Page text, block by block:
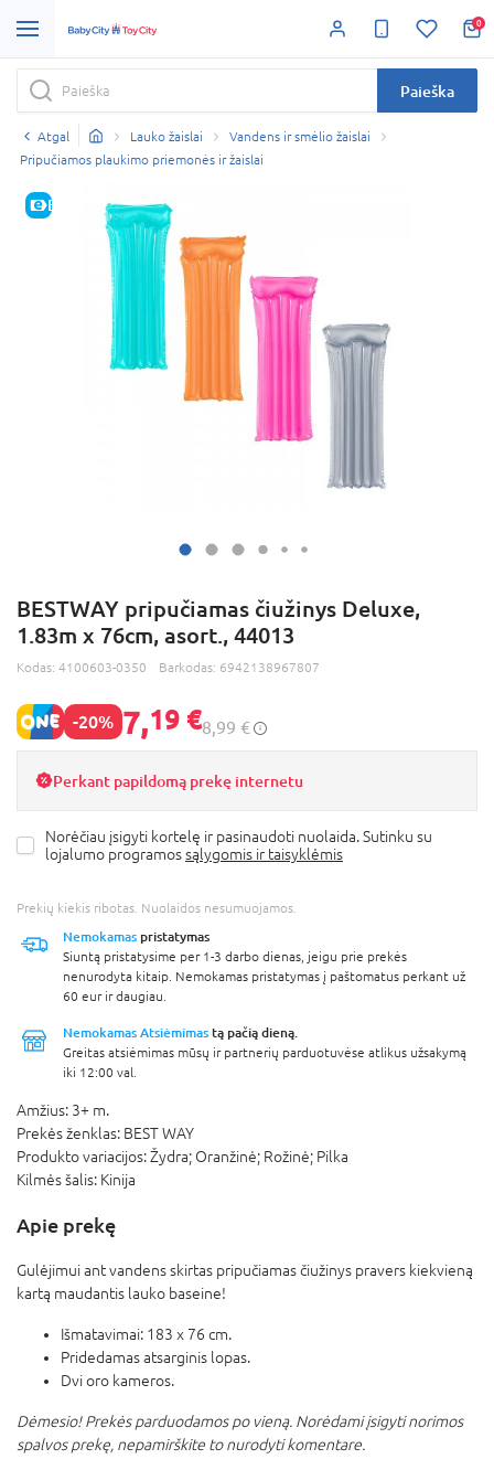
0
Paieška
Atgal Lauko žaislai
Vandens ir smėlio žaislai
Pripučiamos plaukimo priemonės ir žaislai
E-KAINA
BESTWAY pripučiamas čiužinys Deluxe,
1.83m x 76cm, asort., 44013
Kodas: 4100603-0350 Barkodas: 6942138967807
-20% 7,19 €8,99 €
Perkant papildomą prekę internetu
Norėčiau įsigyti kortelę ir pasinaudoti nuolaida. Sutinku su
lojalumo programossąlygomis ir taisyklėmis
Prekių kiekis ribotas. Nuolaidos nesumuojamos.
Nemokamas pristatymas
Siuntą pristatysime per 1-3 darbo dienas, jeigu prie prekės
nenurodyta kitaip. Nemokamas pristatymas į paštomatus perkant už
60 eur ir daugiau.
Nemokamas Atsiėmimas tą pačią dieną.
Greitas atsiėmimas mūsų ir partnerių parduotuvėse atlikus užsakymą
iki 12:00 val.
Amžius: 3+ m.
Prekės ženklas: BEST WAY
Produkto variacijos:Žydra; Oranžinė; Rožinė; Pilka
Kilmės šalis: Kinija
Apie prekę
Gulėjimui ant vandens skirtas pripučiamas čiužinys pravers kiekvieną
kartą maudantis lauko baseine!
Išmatavimai: 183 x 76 cm.
Pridedamas atsarginis lopas.
Dvi oro kameros.
Dėmesio! Prekės parduodamos po vieną. Norėdami įsigyti norimos
spalvos prekę, nepamirškite to nurodyti komentare.